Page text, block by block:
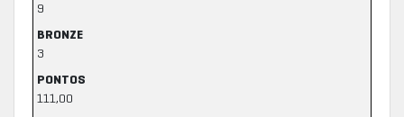
9
BRONZE
3
PONTOS
111,00